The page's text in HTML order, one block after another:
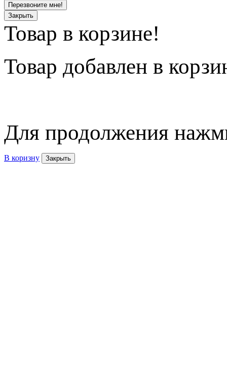
Перезвоните мне!
Закрыть
Товар в корзине!
Товар добавлен в
Для продолжения
В коризну Закрыть